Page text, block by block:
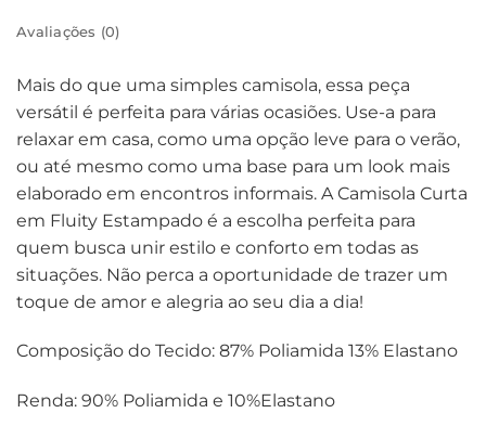
Avaliações (0)
Mais do que uma simples camisola, essa peça
versátil é perfeita para várias ocasiões. Use-a para
relaxar em casa, como uma opção leve para o verão,
ou até mesmo como uma base para um look mais
elaborado em encontros informais. A Camisola Curta
em Fluity Estampado é a escolha perfeita para
quem busca unir estilo e conforto em todas as
situações. Não perca a oportunidade de trazer um
toque de amor e alegria ao seu dia a dia!
Composição do Tecido: 87% Poliamida 13% Elastano
Renda: 90% Poliamida e 10%Elastano